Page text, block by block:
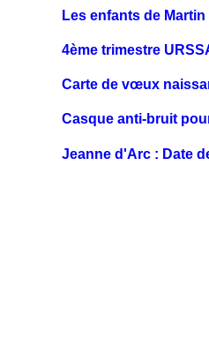
Les enfants de
4ème trimestre
Carte de vœux
Casque anti-bruit
Jeanne d'Arc : Date